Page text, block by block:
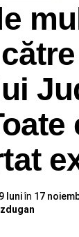
luniîn 17